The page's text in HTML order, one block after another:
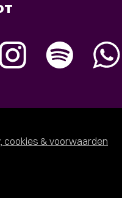
cookies & voorwaarden